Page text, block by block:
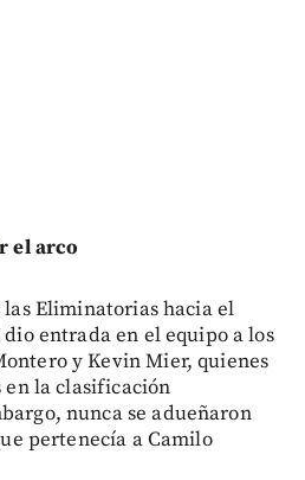
el arco
Eliminatorias hacia el
entrada en el equipo a los
y Kevin Mier, quienes
la clasificación
nunca se adueñaron
pertenecía a Camilo